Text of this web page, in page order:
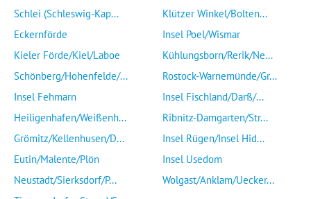
Schlei (Schleswig-Kap...
Eckernförde
Kieler Förde/Kiel/Laboe
Schönberg/Hohenfelde/...
Insel Fehmarn
Heiligenhafen/Weißenh...
Grömitz/Kellenhusen/D...
Eutin/Malente/Plön
Neustadt/Sierksdorf/P...
Klützer Winkel/Bolten...
Insel Poel/Wismar
Kühlungsborn/Rerik/Ne...
Rostock-Warnemünde/Gr...
Insel Fischland/Darß/...
Ribnitz-Damgarten/Str...
Insel Rügen/Insel Hid...
Insel Usedom
Wolgast/Anklam/Uecker...